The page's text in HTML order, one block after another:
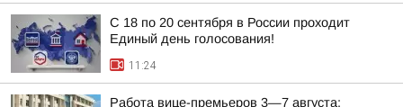
С 18 по 20 сентября в России проходит
Единый день голосования!
11:24
Работа вице-премьеров 3—7 августа: